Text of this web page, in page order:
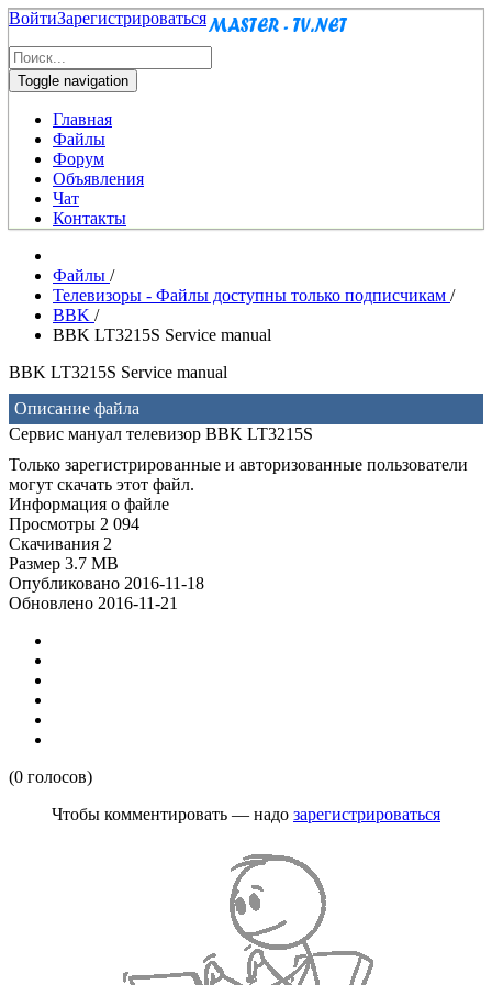
ВойтиЗарегистрироваться
Toggle navigation
Главная
Файлы
Форум
Объявления
Чат
Контакты
Файлы /
Телевизоры - Файлы доступны только подписчикам /
BBK /
BBK LT3215S Service manual
BBK LT3215S Service manual
Описание файла
Сервис мануал телевизор BBK LT3215S
Только зарегистрированные и авторизованные пользователи
могут скачать этот файл.
Информация о файле
Просмотры 2 094
Скачивания 2
Размер 3.7 MB
Опубликовано 2016-11-18
Обновлено 2016-11-21
(0 голосов)
Чтобы комментировать — надо зарегистрироваться